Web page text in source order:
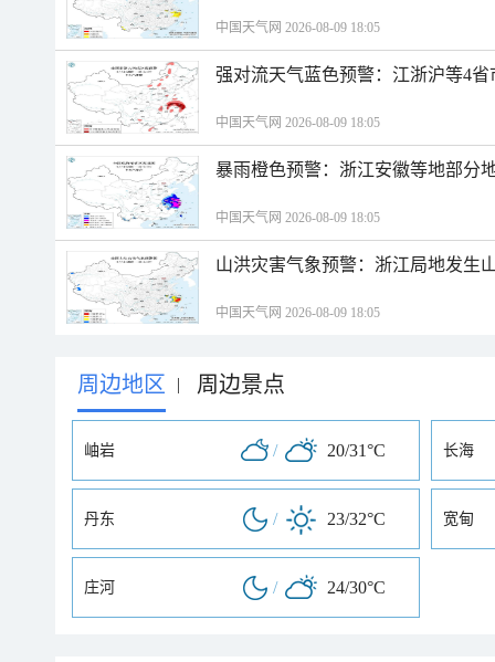
中国天气网 2026-08-09 18:05
强对流天气蓝色预警：江浙沪等4
中国天气网 2026-08-09 18:05
暴雨橙色预警：浙江安徽等地部分
中国天气网 2026-08-09 18:05
山洪灾害气象预警：浙江局地发生
中国天气网 2026-08-09 18:05
周边地区 | 周边景点
岫岩 / 20/31°C 长海
丹东 / 23/32°C 宽甸
庄河 / 24/30°C